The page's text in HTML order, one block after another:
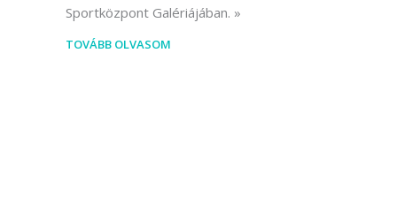
Sportközpont Galériájában.
TOVÁBB OLVASOM